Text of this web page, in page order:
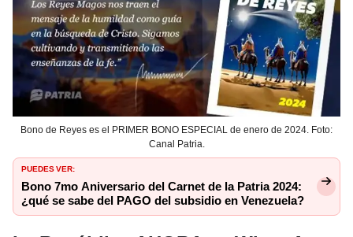
Bono de Reyes es el PRIMER BONO ESPECIAL de enero de 2024. Foto:
Canal Patria.
PUEDES VER:
Bono 7mo Aniversario del Carnet de la Patria 2024:
¿qué se sabe del PAGO del subsidio en Venezuela?